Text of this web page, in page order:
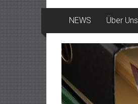
NEWS Über Uns